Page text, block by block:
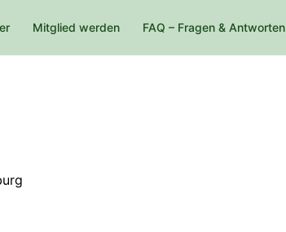
Mitglied werden FAQ – Fragen & Antworten